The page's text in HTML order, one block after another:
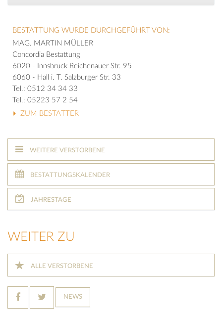
BESTATTUNG WURDE DURCHGEFÜHRT VON:
MAG. MARTIN MÜLLER
Concordia Bestattung
6020 - Innsbruck Reichenauer Str. 95
6060 - Hall i. T. Salzburger Str. 33
Tel.: 0512 34 34 33
Tel.: 05223 57 2 54
ZUM BESTATTER
WEITERE VERSTORBENE
BESTATTUNGSKALENDER
JAHRESTAGE
WEITER ZU
ALLE VERSTORBENE
NEWS